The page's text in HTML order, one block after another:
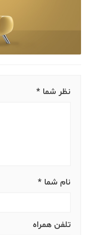
نظر شما *
نام شما *
تلفن همراه